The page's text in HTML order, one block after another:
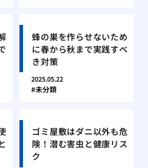
蜂の巣を作らせないため
に春から秋まで実践すべ
き対策
2025.05.22
未分類
ゴミ屋敷はダニ以外も危
険！潜む害虫と健康リス
ク